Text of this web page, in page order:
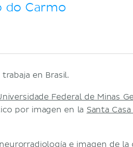
do Carmo
en Brasil.
Federal de Minas
por imagen en la Santa
e imagen de la